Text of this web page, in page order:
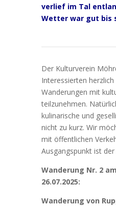
verlief im Tal
Wetter war gut bis
Der Kulturverein
Interessierten herzlich
Wanderungen mit
teilzunehmen.
kulinarische und
nicht zu kurz. Wir
mit öffentlichen
Ausgangspunkt ist
Wanderung Nr. 2
26.07.2025:
Wanderung von